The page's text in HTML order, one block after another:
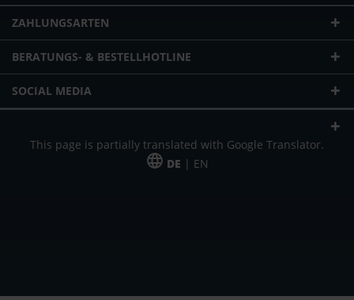
ZAHLUNGSARTEN
BERATUNGS- & BESTELLHOTLINE
SOCIAL MEDIA
This page is partially translated with Google Translator.
DE | EN